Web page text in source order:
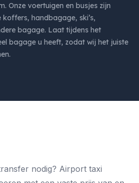
Onze voertuigen en busjes zijn
handbagage, ski’s,
bagage. Laat tijdens het
bagage u heeft, zodat wij het juiste
nodig? Airport taxi